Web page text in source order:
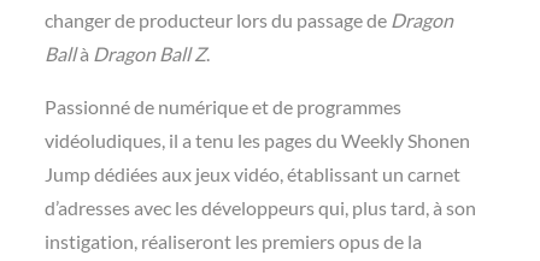
changer de producteur lors du passage de Dragon
Ballà Dragon Ball Z.
Passionné de numérique et de programmes
vidéoludiques, il a tenu les pages du Weekly Shonen
Jump dédiées aux jeux vidéo, établissant un carnet
d’adresses avec les développeurs qui, plus tard, à son
instigation, réaliseront les premiers opus de la